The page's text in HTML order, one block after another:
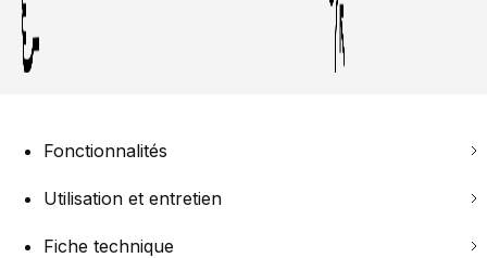
Fonctionnalités
Utilisation et entretien
Fiche technique